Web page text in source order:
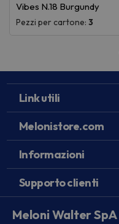
Vibes N.18 Burgundy
Pezzi per cartone:3
Link utili
Melonistore.com
Informazioni
Supporto clienti
Meloni Walter SpA